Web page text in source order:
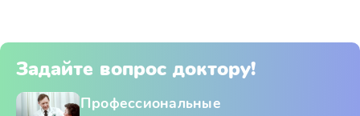
Задайте вопрос доктору!
Профессиональные